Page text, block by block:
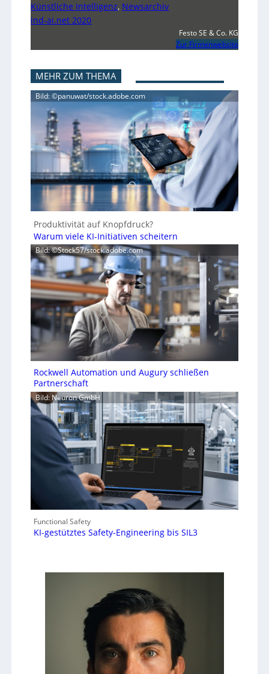
Künstliche Intelligenz, Newsarchiv
ind-ai.net 2020
Festo SE & Co. KG
Zur Firmenwebsite
MEHR ZUM THEMA
Bild: ©panuwat/stock.adobe.com
Produktivität auf Knopfdruck?
Warum viele KI-Initiativen scheitern
Bild: ©Stock57/stock.adobe.com
Rockwell Automation und Augury schließen
Partnerschaft
Bild: Neuron GmbH
Functional Safety
KI-gestütztes Safety-Engineering bis SIL3